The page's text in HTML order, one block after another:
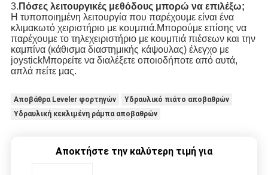
3. Πόσες λειτουργικές μεθόδους μπορώ να επιλέξω;
Η τυποποιημένη λειτουργία που παρέχουμε είναι ένα
κλιμακωτό χειριστήριο με κουμπιά.Μπορούμε επίσης να
παρέχουμε το τηλεχειριστήριο με κουμπιά πιέσεων και την
καμπίνα (κάθισμα διαστημικής κάψουλας) έλεγχο με
joystickΜπορείτε να διαλέξετε οποιοδήποτε από αυτά,
απλά πείτε μας.
Αποβάθρα Leveler φορτηγών
Υδραυλικό πιάτο αποβαθρών
Υδραυλική κεκλιμένη ράμπα αποβαθρών
Αποκτήστε την καλύτερη τιμή για